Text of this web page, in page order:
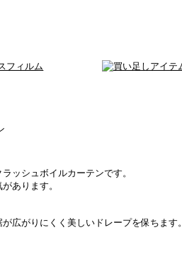
ッシュボイルカーテンです。
あります。
広がりにくく美しいドレープを保ちます。